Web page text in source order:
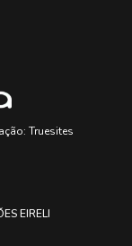
Truesites
EIRELI